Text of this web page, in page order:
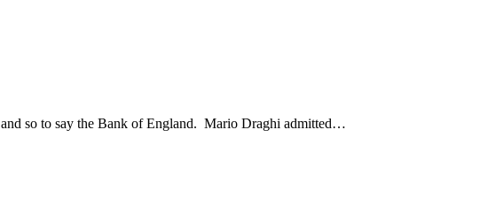
and so to say the Bank of England. Mario Draghi admitted…